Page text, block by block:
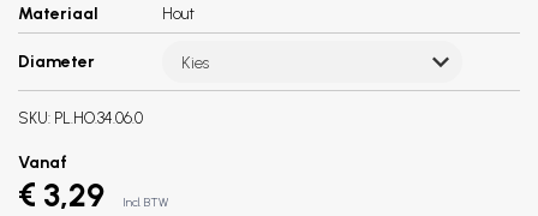
Materiaal Hout
Diameter Kies
SKU: PL.HO.34.06.0
Vanaf
€ 3,29 Incl. BTW